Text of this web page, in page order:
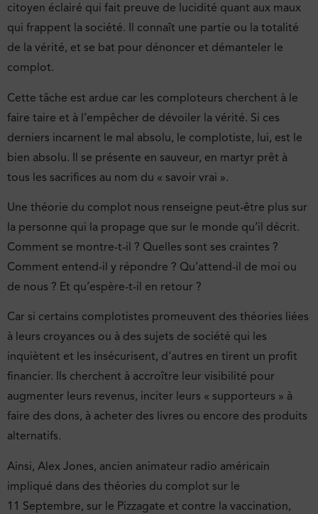
citoyen éclairé qui fait preuve de lucidité quant aux maux
qui frappent la société. Il connaît une partie ou la totalité
de la vérité, et se bat pour dénoncer et démanteler le
complot.
Cette tâche est ardue car les comploteurs cherchent à le
faire taire et à l’empêcher de dévoiler la vérité. Si ces
derniers incarnent le mal absolu, le complotiste, lui, est le
bien absolu. Il se présente en sauveur, en martyr prêt à
tous les sacrifices au nom du « savoir vrai ».
Une théorie du complot nous renseigne peut-être plus sur
la personne qui la propage que sur le monde qu’il décrit.
Comment se montre-t-il ? Quelles sont ses craintes ?
Comment entend-il y répondre ? Qu’attend-il de moi ou
de nous ? Et qu’espère-t-il en retour ?
Car si certains complotistes promeuvent des théories liées
à leurs croyances ou à des sujets de société qui les
inquiètent et les insécurisent, d’autres en tirent un profit
financier. Ils cherchent à accroître leur visibilité pour
augmenter leurs revenus, inciter leurs « supporteurs » à
faire des dons, à acheter des livres ou encore des produits
alternatifs.
Ainsi, Alex Jones, ancien animateur radio américain
impliqué dans des théories du complot sur le
11 Septembre, sur le Pizzagate et contre la vaccination,